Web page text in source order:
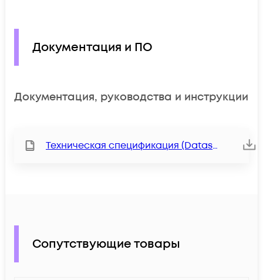
Документация и ПО
Документация, руководства и инструкции
Техническая спецификация (Datasheet)
Сопутствующие товары